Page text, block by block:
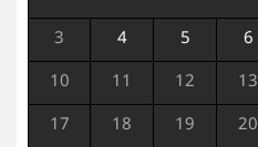
3 4 5 6
10 11 12 13
17 18 19 20